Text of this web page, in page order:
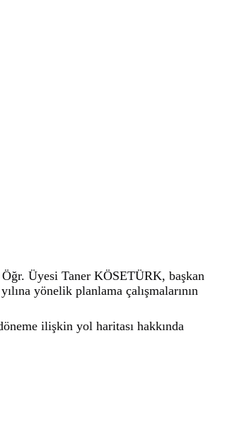
Üyesi Taner KÖSETÜRK, başkan
yönelik planlama çalışmalarının
ilişkin yol haritası hakkında